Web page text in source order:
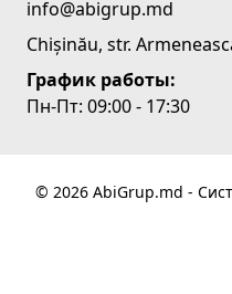
info@abigrup.md
Chișinău, str.
График работы:
Пн-Пт: 09:00 - 17:30
© 2026 AbiGrup.md -